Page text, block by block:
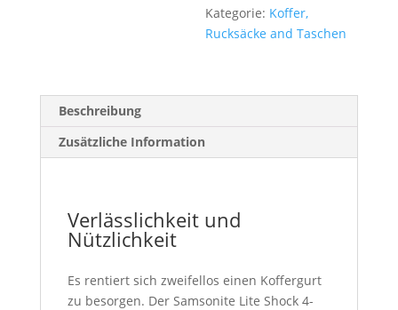
Kategorie: Koffer,
Rucksäcke and Taschen
Beschreibung
Zusätzliche Information
Verlässlichkeit und
Nützlichkeit
Es rentiert sich zweifellos einen Koffergurt
zu besorgen. Der Samsonite Lite Shock 4-